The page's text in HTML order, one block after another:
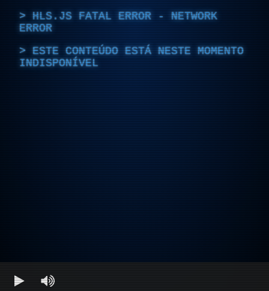
HLS.JS FATAL ERROR - NETWORK
ERROR
ESTE CONTEÚDO ESTÁ NESTE MOMENTO
INDISPONÍVEL